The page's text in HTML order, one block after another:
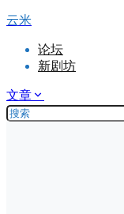
云米
论坛
新剧坊
文章